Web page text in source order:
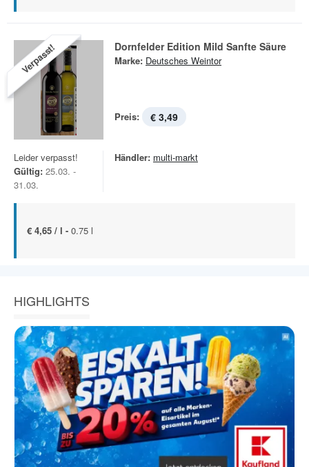
Verpasst! Dornfelder Edition Mild Sanfte Säure
Marke: Deutsches Weintor
Preis: € 3,49
Leider verpasst!
Gültig: 25.03. -
31.03.
Händler: multi-markt
€ 4,65 / l - 0.75 l
HIGHLIGHTS